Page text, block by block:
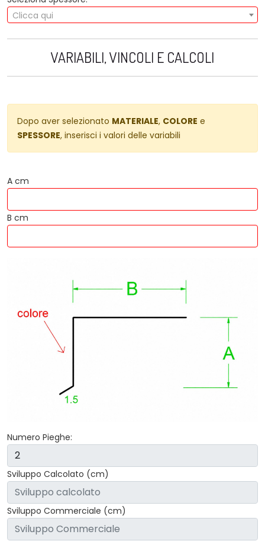
Clicca qui
VARIABILI, VINCOLI E CALCOLI
Dopo aver selezionato MATERIALE, COLORE e
SPESSORE, inserisci i valori delle variabili
A cm
B cm
Numero Pieghe:
Sviluppo Calcolato (cm)
Sviluppo Commerciale (cm)